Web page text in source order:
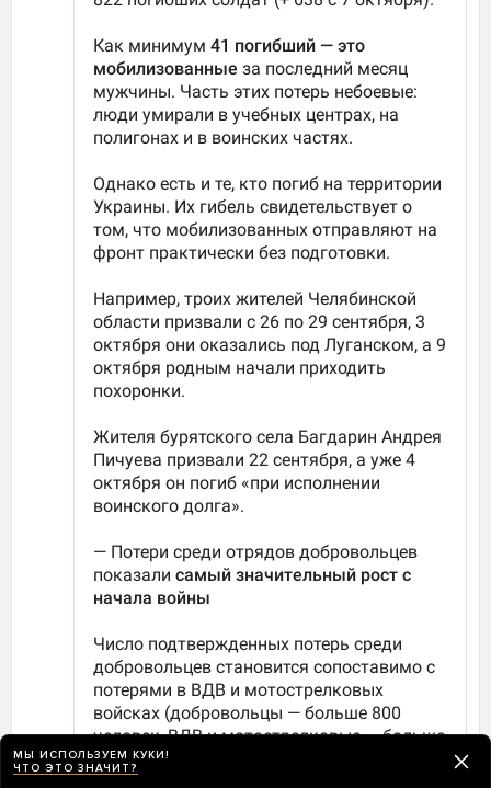
МЫ ИСПОЛЬЗУЕМ КУКИ!
ЧТО ЭТО ЗНАЧИТ?